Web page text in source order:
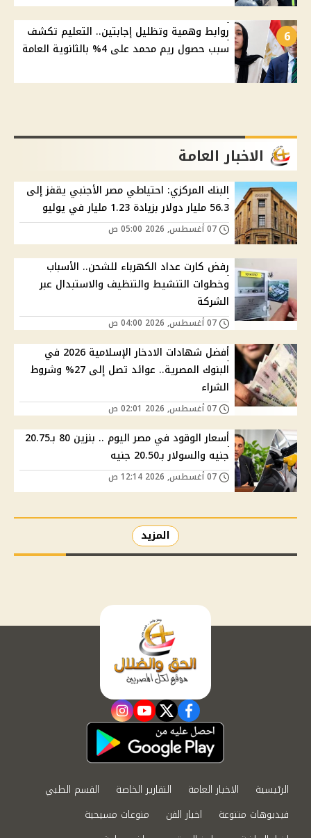
6
روابط وهمية وتظليل إجابتين.. التعليم تكشف
سبب حصول ريم محمد على 4% بالثانوية العامة
الاخبار العامة
البنك المركزي: احتياطي مصر الأجنبي يقفز إلى
56.3 مليار دولار بزيادة 1.23 مليار في يوليو
رفض كارت عداد الكهرباء للشحن.. الأسباب
وخطوات التنشيط والتنظيف والاستبدال عبر
الشركة
أفضل شهادات الادخار الإسلامية 2026 في
البنوك المصرية.. عوائد تصل إلى 27% وشروط
الشراء
أسعار الوقود في مصر اليوم .. بنزين 80 بـ20.75
جنيه والسولار بـ20.50 جنيه
المزيد
facebook
twitter
youtube
instagram
الرئيسية الاخبار العامة التقارير الخاصة
القسم الطبي
فيديوهات متنوعة
اخبار الفن
منوعات مسيحية